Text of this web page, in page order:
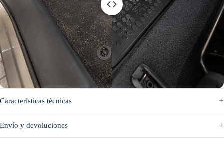
Después
Características técnicas
Envío y devoluciones